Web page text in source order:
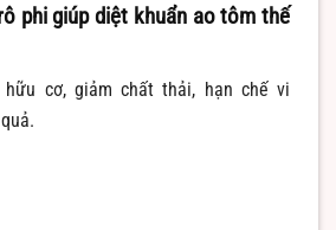
phi giúp diệt khuẩn ao tôm thế
cơ, giảm chất thải, hạn chế vi